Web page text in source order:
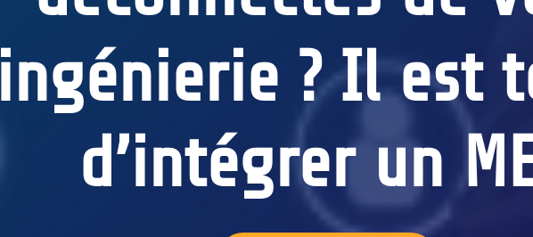
ingénierie ? Il est
d’intégrer un